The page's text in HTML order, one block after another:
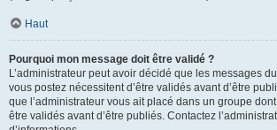
Haut
Pourquoi mon message doit être validé ?
L’administrateur peut avoir décidé que les messages
vous postez nécessitent d’être validés avant d’être
que l’administrateur vous ait placé dans un groupe
être validés avant d’être publiés. Contactez